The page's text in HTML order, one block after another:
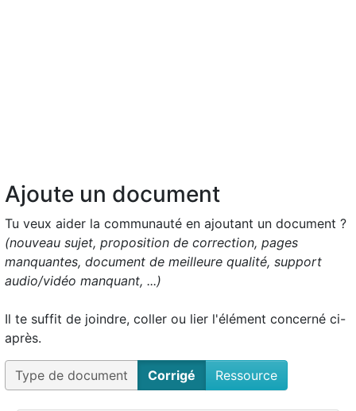
Ajoute un document
Tu veux aider la communauté en ajoutant un document ?
(nouveau sujet, proposition de correction, pages
manquantes, document de meilleure qualité, support
audio/vidéo manquant, ...)
Il te suffit de joindre, coller ou lier l'élément concerné ci-
après.
Type de document Corrigé Ressource